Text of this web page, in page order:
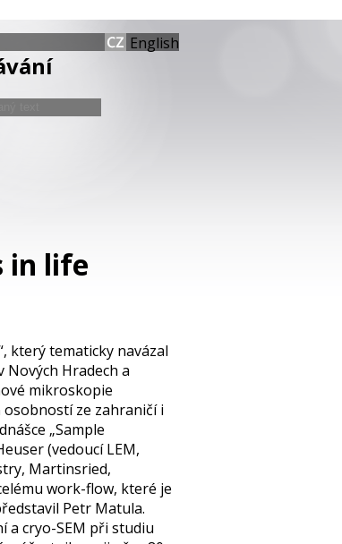
English
in life
který tematicky navázal
Nových Hradech a
mikroskopie
ze zahraničí i
„Sample
(vedoucí LEM,
Martinsried,
work-flow, které je
Petr Matula.
a cryo-SEM při studiu